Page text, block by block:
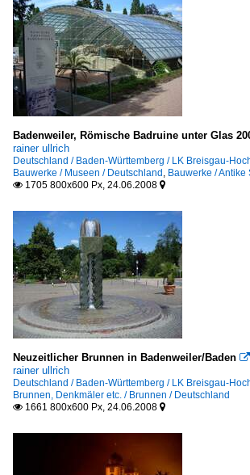
Badenweiler, Römische Badruine unter Glas
rainer ullrich
Deutschland / Baden-Württemberg / LK Breisgau-
Bauwerke / Museen / Deutschland , Bauwerke / Antike
 1705 800x600 Px, 24.06.2008 
Neuzeitlicher Brunnen in Badenweiler/Baden 
rainer ullrich
Deutschland / Baden-Württemberg / LK Breisgau-
Brunnen, Denkmäler etc. / Brunnen / Deutschland
 1661 800x600 Px, 24.06.2008 